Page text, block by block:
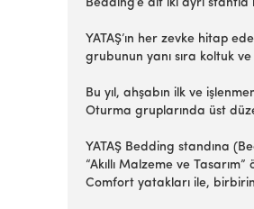
Bedding’e ait iki ayrı stantla
YATAŞ’ın her zevke hitap
grubunun yanı sıra koltuk
Bu yıl, ahşabın ilk ve
Oturma gruplarında üst
YATAŞ Bedding standına
“Akıllı Malzeme ve
Comfort yatakları ile,